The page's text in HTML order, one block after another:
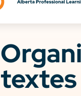
textes